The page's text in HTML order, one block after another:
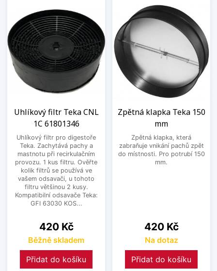
Uhlíkový filtr Teka CNL
1C 61801346
Uhlíkový filtr pro digestoře
Teka. Zachytává pachy a
mastnotu při recirkulačním
provozu. 1 kus filtru. Ověřte
kolik filtrů se používá ve
vašem odsavači, u tohoto
filtru většinou 2 kusy.
Kompatibilní odsavače Teka:
GFI 63030 KOS...
Cena
420 Kč
Běžně skladem
Přidat do košíku
Zpětná klapka Teka 150
mm
Zpětná klapka, která
zabraňuje vnikání pachů zpět
do místnosti. Pro potrubí 150
mm.
Cena
420 Kč
Na dotaz
Přidat do košíku